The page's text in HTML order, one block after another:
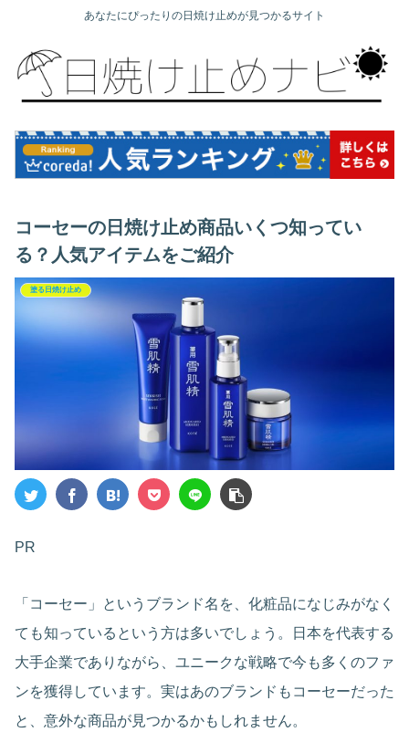
あなたにぴったりの日焼け止めが見つかるサイト
コーセーの日焼け止め商品いくつ知ってい
る？人気アイテムをご紹介
塗る日焼け止め
PR
「コーセー」というブランド名を、化粧品になじみがなく
ても知っているという方は多いでしょう。日本を代表する
大手企業でありながら、ユニークな戦略で今も多くのファ
ンを獲得しています。実はあのブランドもコーセーだった
と、意外な商品が見つかるかもしれません。